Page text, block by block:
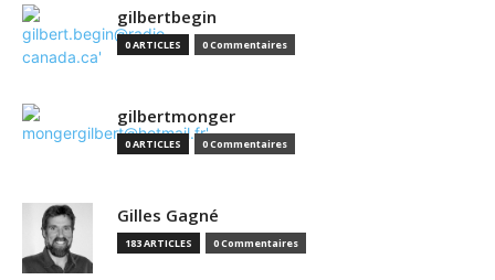
gilbertbegin
0 ARTICLES 0 Commentaires
gilbertmonger
0 ARTICLES 0 Commentaires
Gilles Gagné
183 ARTICLES 0 Commentaires